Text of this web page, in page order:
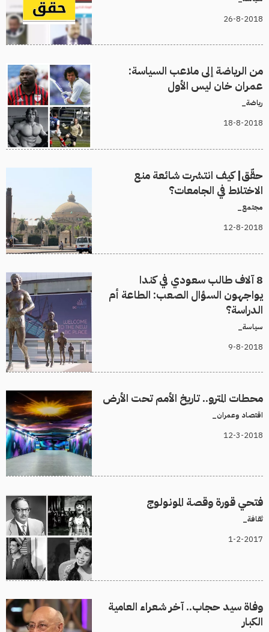
26-8-2018
من الرياضة إلى ملاعب السياسة:
عمران خان ليس الأول
رياضة_
18-8-2018
حقّق| كيف انتشرت شائعة منع
الاختلاط في الجامعات؟
مجتمع_
12-8-2018
8 آلاف طالب سعودي في كندا
يواجهون السؤال الصعب: الطاعة أم
الدراسة؟
سياسة_
9-8-2018
محطات المترو.. تاريخ الأمم تحت الأرض
اقتصاد وعمران_
12-3-2018
فتحي قورة وقصة المونولوج
ثقافة_
1-2-2017
وفاة سيد حجاب.. آخر شعراء العامية
الكبار